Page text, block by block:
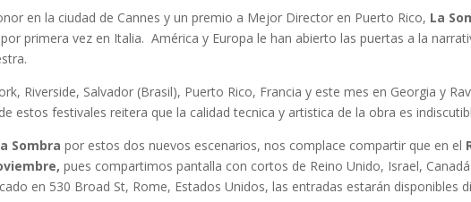
en la ciudad de Cannes y un premio a Mejor Director en Puerto Rico, La
primera vez en Italia. América y Europa le han abierto las puertas a la
Riverside, Salvador (Brasil), Puerto Rico, Francia y este mes en Georgia y
estos festivales reitera que la calidad tecnica y artistica de la obra es
Sombra por estos dos nuevos escenarios, nos complace compartir que en el
pues compartimos pantalla con cortos de Reino Unido, Israel,
en 530 Broad St, Rome, Estados Unidos, las entradas estarán disponibles